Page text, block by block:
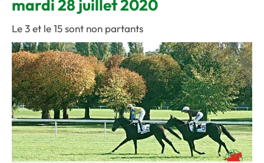
mardi 28 juillet 2020
Le 3 et le 15 sont non partants